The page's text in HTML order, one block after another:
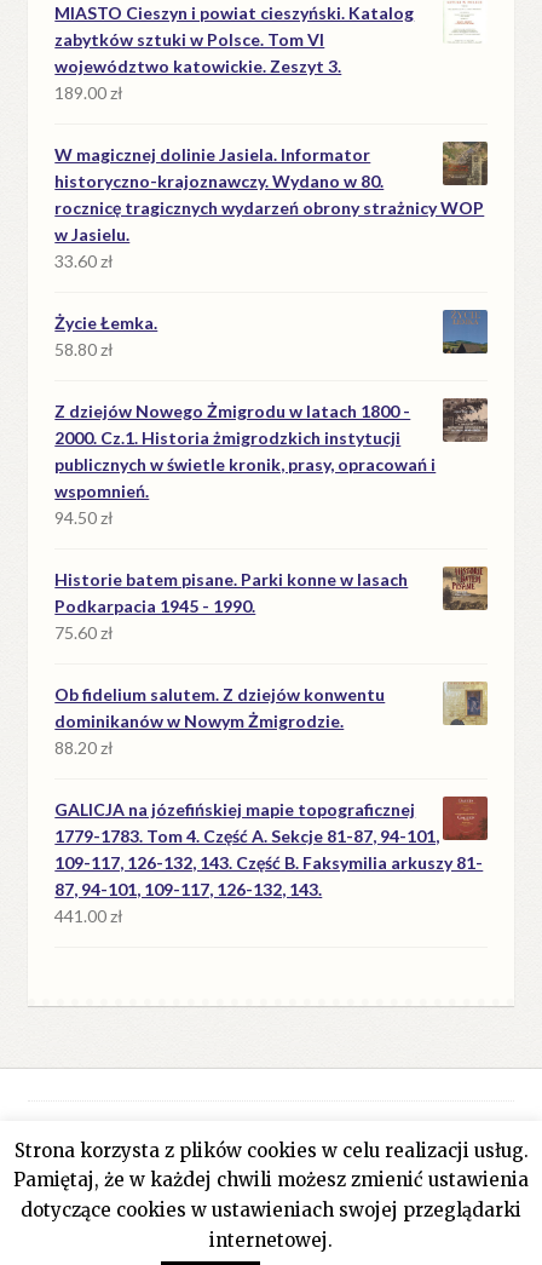
MIASTO Cieszyn i powiat cieszyński. Katalog
zabytków sztuki w Polsce. Tom VI
województwo katowickie. Zeszyt 3.
189.00zł
W magicznej dolinie Jasiela. Informator
historyczno-krajoznawczy. Wydano w 80.
rocznicę tragicznych wydarzeń obrony strażnicy WOP
w Jasielu.
33.60zł
Życie Łemka.
58.80zł
Z dziejów Nowego Żmigrodu w latach 1800 -
2000. Cz.1. Historia żmigrodzkich instytucji
publicznych w świetle kronik, prasy, opracowań i
wspomnień.
94.50zł
Historie batem pisane. Parki konne w lasach
Podkarpacia 1945 - 1990.
75.60zł
Ob fidelium salutem. Z dziejów konwentu
dominikanów w Nowym Żmigrodzie.
88.20zł
GALICJA na józefińskiej mapie topograficznej
1779-1783. Tom 4. Część A. Sekcje 81-87, 94-101,
109-117, 126-132, 143. Część B. Faksymilia arkuszy 81-
87, 94-101, 109-117, 126-132, 143.
441.00zł
© Antykwariat Filar 2026
Polityka prywatności
Stworzone z WooCommerce.
Strona korzysta z plików cookies w celu realizacji usług.
Pamiętaj, że w każdej chwili możesz zmienić ustawienia
dotyczące cookies w ustawieniach swojej przeglądarki
internetowej.